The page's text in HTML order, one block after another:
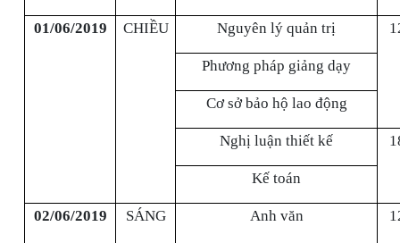
01/06/2019 CHIỀU Nguyên lý quản trị
Phương pháp giảng dạy
Cơ sở bảo hộ lao động
Nghị luận thiết kế
Kế toán
02/06/2019 SÁNG Anh văn